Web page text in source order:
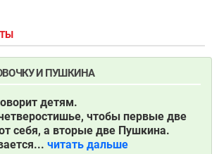
И ПУШКИНА
детям.
чтобы первые две
себя, а вторые две Пушкина.
читать дальше